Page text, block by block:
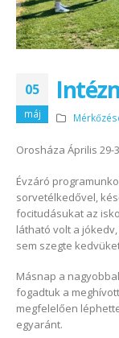
05
máj
Orosháza Április 29-
Évzáró
sorvetélkedővel,
focitudásukat az
látható volt a
sem szegte
Másnap a
fogadtuk a
megfelelően
egyaránt.